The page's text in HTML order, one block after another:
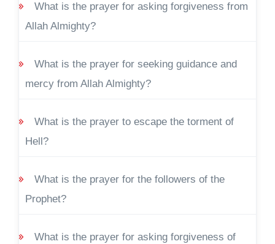
What is the prayer for asking forgiveness from
Allah Almighty?
What is the prayer for seeking guidance and
mercy from Allah Almighty?
What is the prayer to escape the torment of
Hell?
What is the prayer for the followers of the
Prophet?
What is the prayer for asking forgiveness of